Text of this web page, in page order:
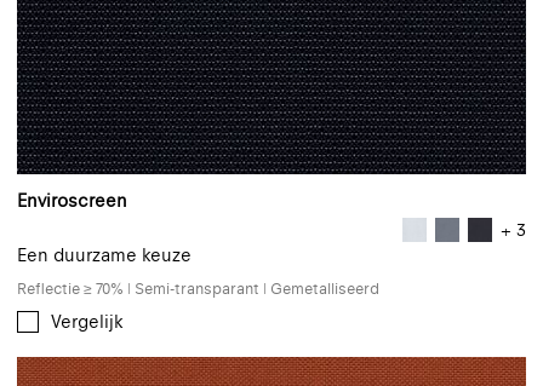
Enviroscreen
+ 3
Een duurzame keuze
Reflectie ≥ 70% | Semi-transparant | Gemetalliseerd
Vergelijk